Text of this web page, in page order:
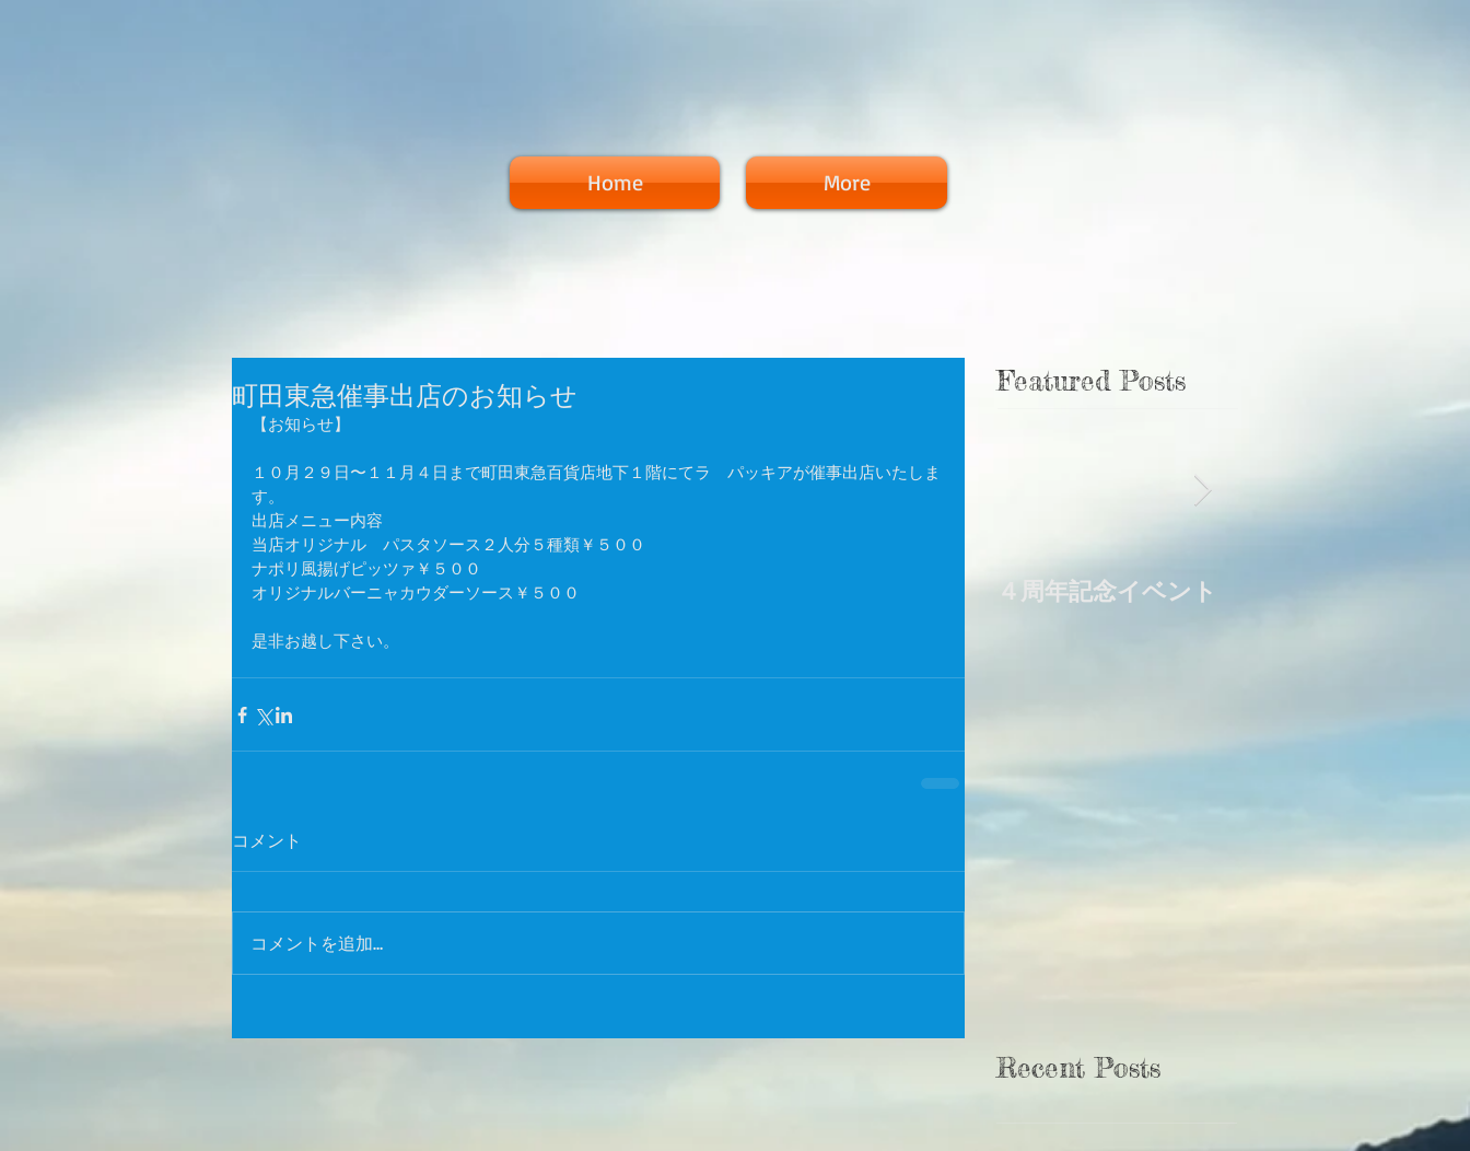
Home More
町田東急催事出店のお知らせ
【お知らせ】
１０月２９日〜１１月４日まで町田東急百貨店地下１階にてラ　パッキアが催事出店いたしま
す。
出店メニュー内容
当店オリジナル　パスタソース２人分５種類￥５００
ナポリ風揚げピッツァ￥５００
オリジナルバーニャカウダーソース￥５００
是非お越し下さい。
コメント
コメントを追加…
Featured Posts
４周年記念イベント
Recent Posts